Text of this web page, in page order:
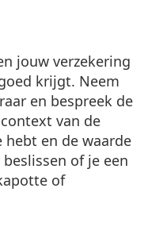
jouw verzekering
krijgt. Neem
en bespreek de
van de
en de waarde
of je een
of